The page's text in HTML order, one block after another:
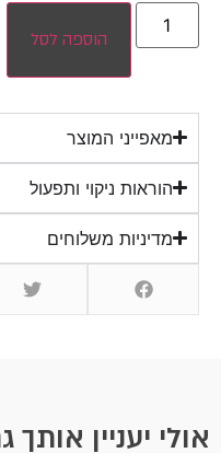
הוספה לסל
מאפייני המוצר
הוראות ניקוי ותפעול
מדיניות משלוחים
יעניין אותך גם